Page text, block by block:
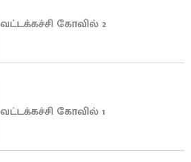
வட்டக்கச்சி கோவில் 2
வட்டக்கச்சி கோவில் 1